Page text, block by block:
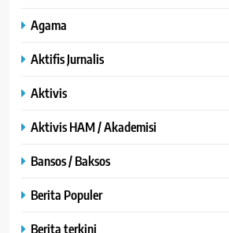
Agama
Aktifis Jurnalis
Aktivis
Aktivis HAM / Akademisi
Bansos / Baksos
Berita Populer
Berita terkini